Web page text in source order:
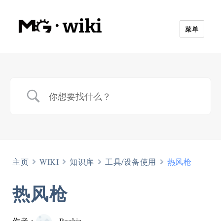
菜单
主页 WIKI 知识库 工具/设备使用 热风枪
热风枪